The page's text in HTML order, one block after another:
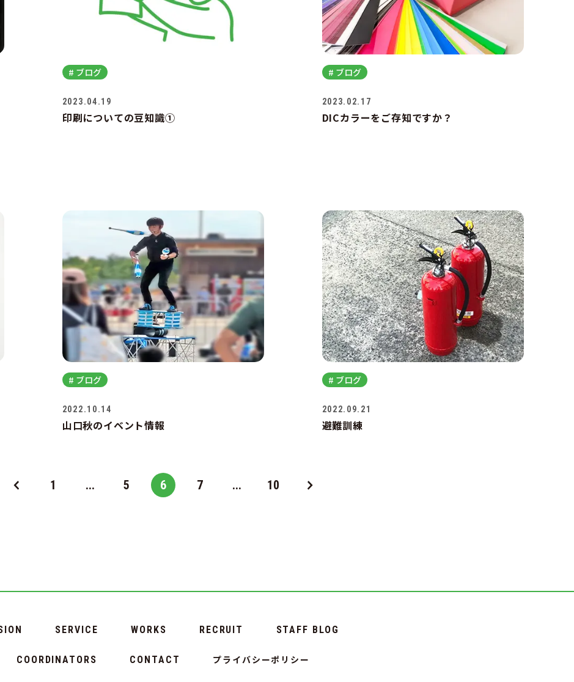
# ブログ
2023.04.19
印刷についての豆知識①
# ブログ
2023.02.17
DICカラーをご存知ですか？
# ブログ
2022.10.14
山口秋のイベント情報
# ブログ
2022.09.21
避難訓練
1 ... 5 6 7 ... 10
SERVICE WORKS RECRUIT STAFF BLOG
COORDINATORS CONTACT プライバシーポリシー